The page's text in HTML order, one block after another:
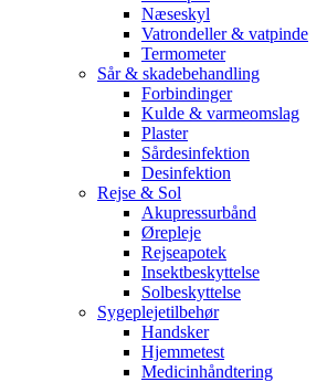
Næseskyl
Vatrondeller & vatpinde
Termometer
Sår & skadebehandling
Forbindinger
Kulde & varmeomslag
Plaster
Sårdesinfektion
Desinfektion
Rejse & Sol
Akupressurbånd
Ørepleje
Rejseapotek
Insektbeskyttelse
Solbeskyttelse
Sygeplejetilbehør
Handsker
Hjemmetest
Medicinhåndtering